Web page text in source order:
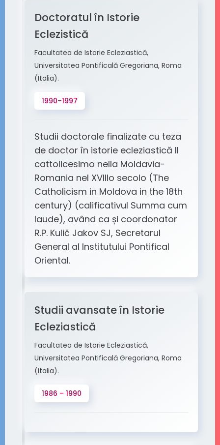
Doctoratul în Istorie
Eclezistică
Facultatea de Istorie Ecleziastică,
Universitatea Pontificală Gregoriana, Roma
(Italia).
1990–1997
Studii doctorale finalizate cu teza
de doctor în istorie ecleziastică Il
cattolicesimo nella Moldavia-
Romania nel XVIIIo secolo (The
Catholicism in Moldova in the 18th
century) (calificativul Summa cum
laude), având ca și coordonator
R.P. Kulič Jakov SJ, Secretarul
General al Institutului Pontifical
Oriental.
Studii avansate în Istorie
Ecleziastică
Facultatea de Istorie Ecleziastică,
Universitatea Pontificală Gregoriana, Roma
(Italia).
1986 – 1990